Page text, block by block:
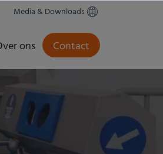
Media & Downloads
ons Contact